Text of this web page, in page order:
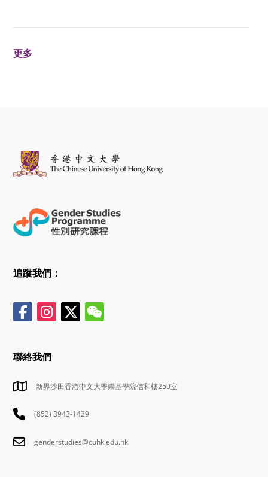
更多
追蹤我們：
聯絡我們
新界沙田香港中文大學崇基學院信和樓250室
(852) 3943-1429
genderstudies@cuhk.edu.hk